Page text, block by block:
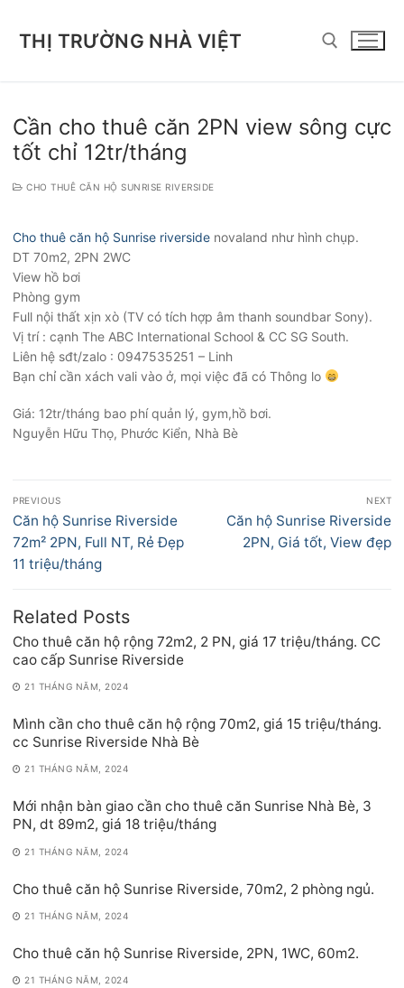
THỊ TRƯỜNG NHÀ VIỆT
Cần cho thuê căn 2PN view sông cực
tốt chỉ 12tr/tháng
CHO THUÊ CĂN HỘ SUNRISE RIVERSIDE
Cho thuê căn hộ Sunrise riverside novaland như hình chụp.
DT 70m2, 2PN 2WC
View hồ bơi
Phòng gym
Full nội thất xịn xò (TV có tích hợp âm thanh soundbar Sony).
Vị trí : cạnh The ABC International School & CC SG South.
Liên hệ sđt/zalo : 0947535251 – Linh
Bạn chỉ cần xách vali vào ở, mọi việc đã có Thông lo
Giá: 12tr/tháng bao phí quản lý, gym,hồ bơi.
Nguyễn Hữu Thọ, Phước Kiển, Nhà Bè
Điều
hướng
bài
viết
PREVIOUS
Previous
post:
Căn hộ Sunrise Riverside
72m² 2PN, Full NT, Rẻ Đẹp
11 triệu/tháng
NEXT
Next
post:
Căn hộ Sunrise Riverside
2PN, Giá tốt, View đẹp
Related Posts
Cho thuê căn hộ rộng 72m2, 2 PN, giá 17 triệu/tháng. CC
cao cấp Sunrise Riverside
21 THÁNG NĂM, 2024
Mình cần cho thuê căn hộ rộng 70m2, giá 15 triệu/tháng.
cc Sunrise Riverside Nhà Bè
21 THÁNG NĂM, 2024
Mới nhận bàn giao cần cho thuê căn Sunrise Nhà Bè, 3
PN, dt 89m2, giá 18 triệu/tháng
21 THÁNG NĂM, 2024
Cho thuê căn hộ Sunrise Riverside, 70m2, 2 phòng ngủ.
21 THÁNG NĂM, 2024
Cho thuê căn hộ Sunrise Riverside, 2PN, 1WC, 60m2.
21 THÁNG NĂM, 2024